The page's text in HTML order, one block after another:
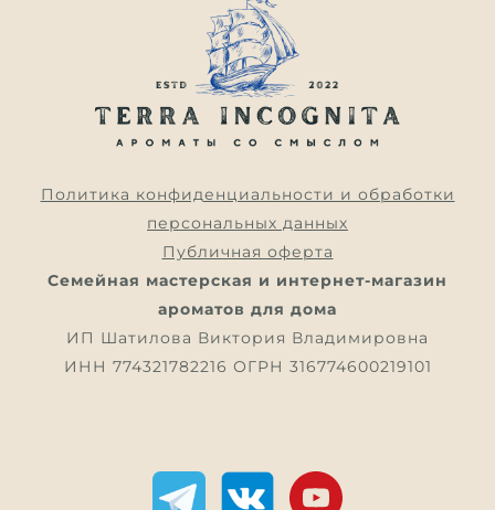
Политика конфиденциальности и обработки
персональных данных
Публичная оферта
Семейная мастерская и интернет-магазин
ароматов для дома
ИП Шатилова Виктория Владимировна
ИНН 774321782216 ОГРН 316774600219101